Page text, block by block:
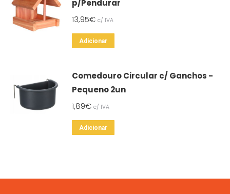
p/Pendurar
13,95€ c/ IVA
Adicionar
Comedouro Circular c/ Ganchos -
Pequeno 2un
1,89€ c/ IVA
Adicionar